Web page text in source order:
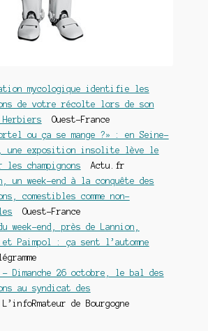
mycologique identifie les
de votre récolte lors de son
Herbiers Ouest-France
ou ça se mange ?» : en Seine-
une exposition insolite lève le
champignons Actu.fr
un week-end à la conquête des
comestibles comme non-
Ouest-France
week-end, près de Lannion,
et Paimpol : ça sent l’automne
– Dimanche 26 octobre, le bal des
au syndicat des
de Bourgogne